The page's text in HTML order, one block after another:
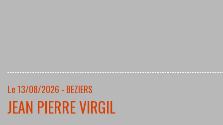
Le 13/08/2026 - BEZIERS
JEAN PIERRE VIRGIL